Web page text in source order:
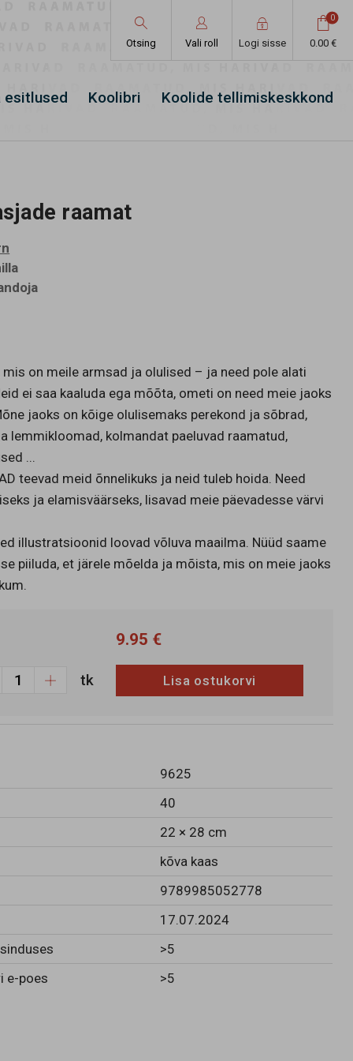

Otsing

Vali roll

Logi sisse
0

0.00 €
esitlused Koolibri Koolide tellimiskeskkond
raamat
mis on meile armsad ja olulised – ja need pole alati
ei saa kaaluda ega mõõta, ometi on need meie jaoks
jaoks on kõige olulisemaks perekond ja sõbrad,
lemmikloomad, kolmandat paeluvad raamatud,
...
teevad meid õnnelikuks ja neid tuleb hoida. Need
ja elamisväärseks, lisavad meie päevadesse värvi
illustratsioonid loovad võluva maailma. Nüüd saame
piiluda, et järele mõelda ja mõista, mis on meie jaoks
9.95 €
tk Lisa ostukorvi
9625
40
22 × 28 cm
kõva kaas
9789985052778
17.07.2024
>5
e-poes
>5